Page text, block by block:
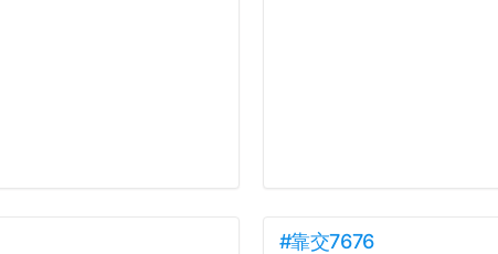
#靠交7676